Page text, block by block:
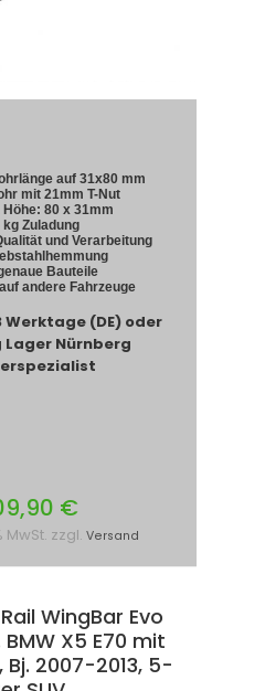
auf 31x80 mm
mit 21mm T-Nut
Höhe: 80 x 31mm
kg Zuladung
und Verarbeitung
Bauteile
andere Fahrzeuge
Werktage (DE) oder
Lager Nürnberg
€
MwSt. zzgl. Versand
WingBar Evo
X5 E70 mit
2007-2013, 5-